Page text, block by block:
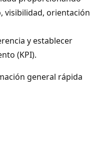
visibilidad, orientación
y establecer
(KPI).
general rápida